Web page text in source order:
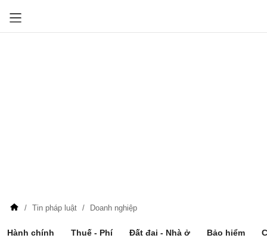
Tin pháp luật Doanh nghiệp
Hành chính Thuế - Phí Đất đai - Nhà ở Bảo hiểm